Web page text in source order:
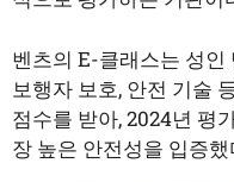
벤츠의 E-클래스는 성인
보행자 보호, 안전 기술
점수를 받아, 2024년 평
장 높은 안전성을 입증했